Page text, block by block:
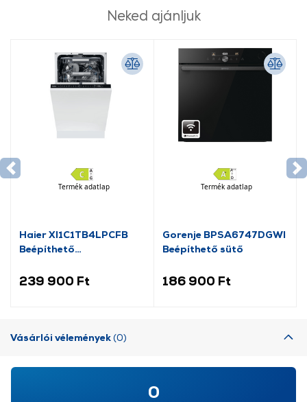
Neked ajánljuk
Termék adatlap
Haier XI1C1TB4LPCFB
Beépíthető
239 900 Ft
Termék adatlap
Gorenje BPSA6747DGWI
Beépíthető sütő
186 900 Ft
Vásárlói vélemények(0)
0